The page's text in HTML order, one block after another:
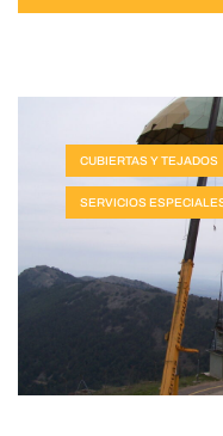
CUBIERTAS Y TEJADOS
SERVICIOS